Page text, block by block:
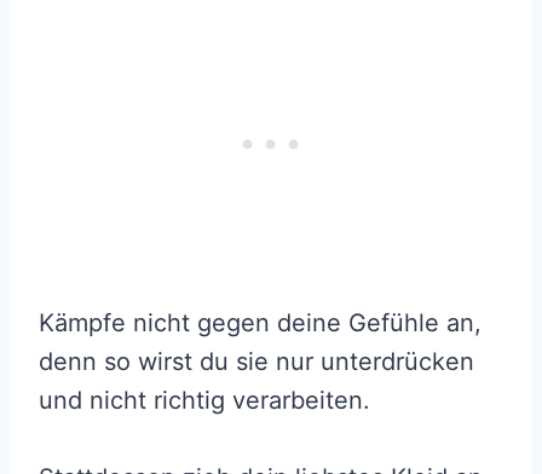
Kämpfe nicht gegen deine Gefühle an,
denn so wirst du sie nur unterdrücken
und nicht richtig verarbeiten.